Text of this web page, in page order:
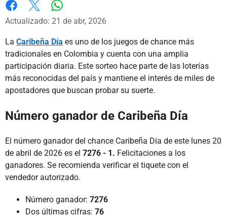
Facebook
X
Actualizado: 21 de abr, 2026
La Caribeña Día es uno de los juegos de chance más
tradicionales en Colombia y cuenta con una amplia
participación diaria. Este sorteo hace parte de las loterías
más reconocidas del país y mantiene el interés de miles de
apostadores que buscan probar su suerte.
Número ganador de Caribeña Día
El número ganador del chance Caribeña Día de este lunes 20
de abril de 2026 es el 7276 - 1. Felicitaciones a los
ganadores. Se recomienda verificar el tiquete con el
vendedor autorizado.
Número ganador: 7276
Dos últimas cifras: 76